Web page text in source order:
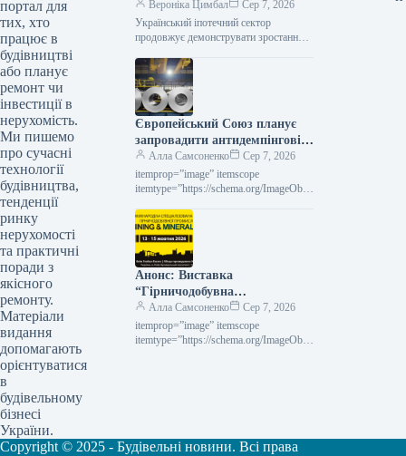
портал для
тих, хто
працює в
будівництві
або планує
ремонт чи
інвестиції в
нерухомість.
Ми пишемо
про сучасні
технології
будівництва,
тенденції
ринку
нерухомості
та практичні
поради з
якісного
ремонту.
Матеріали
видання
допомагають
орієнтуватися
в
будівельному
бізнесі
України.
проте без підтримки держави
сфера практично не
функціонує.
Вероніка Цимбал
Сер 7, 2026
Український іпотечний сектор
продовжує демонструвати зростання,
винятково залежним від державної
допомоги. Згідно з заявою Олени…
Європейський Союз планує
запровадити антидемпінгові
збори на холоднокатаний
прокат з п’яти держав.
Алла Самсоненко
Сер 7, 2026
itemprop=”image” itemscope
itemtype=”https://schema.org/ImageObje
Холоднокатаний рулон Новини
Глобальний ринок захисні заходи
Роздрукувати 197 07 Серпня 2026 ЄС
планує запровадити…
Анонс: Виставка
“Гірничодобувна
промисловість та мінерали
Експо 2026”
Алла Самсоненко
Сер 7, 2026
itemprop=”image” itemscope
itemtype=”https://schema.org/ImageObje
Copyright © 2025 - Будівельні новини. Всі права